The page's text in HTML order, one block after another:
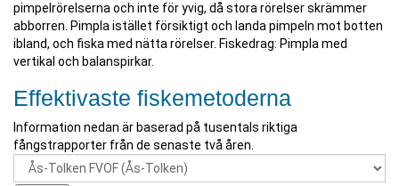
pimpelrörelserna och inte för yvig, då stora rörelser skrämmer
abborren. Pimpla istället försiktigt och landa pimpeln mot botten
ibland, och fiska med nätta rörelser. Fiskedrag: Pimpla med
vertikal och balanspirkar.
Effektivaste fiskemetoderna
Information nedan är baserad på tusentals riktiga
fångstrapporter från de senaste två åren.